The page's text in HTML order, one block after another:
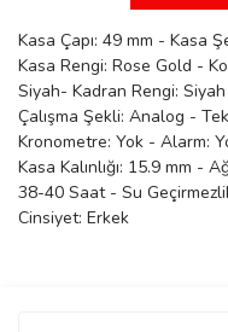
Manoir
Kasa Çapı: 49 mm - Kasa
Kasa Rengi: Rose Gold -
Siyah- Kadran Rengi: Siyah
Çalışma Şekli: Analog -
Kronometre: Yok - Alarm:
Kasa Kalınlığı: 15.9 mm -
38-40 Saat - Su
Cinsiyet: Erkek